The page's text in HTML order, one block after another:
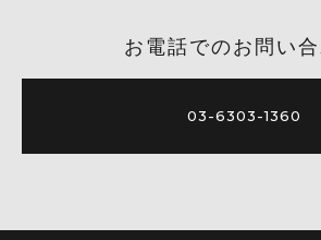
お電話でのお問い
03-6303-1360